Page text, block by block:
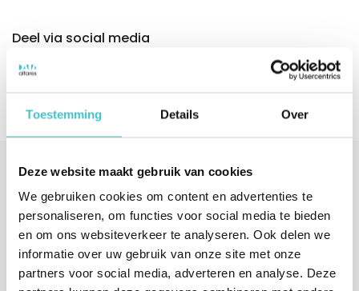
Toestemming Details Over
Deze website maakt gebruik van cookies
We gebruiken cookies om content en advertenties te
personaliseren, om functies voor social media te bieden
en om ons websiteverkeer te analyseren. Ook delen we
informatie over uw gebruik van onze site met onze
partners voor social media, adverteren en analyse. Deze
Deel via social media
Interesse gewekt?
Vul uw gegevens in of bel ons direct.
We nemen binnen één werkdag contact met u op.